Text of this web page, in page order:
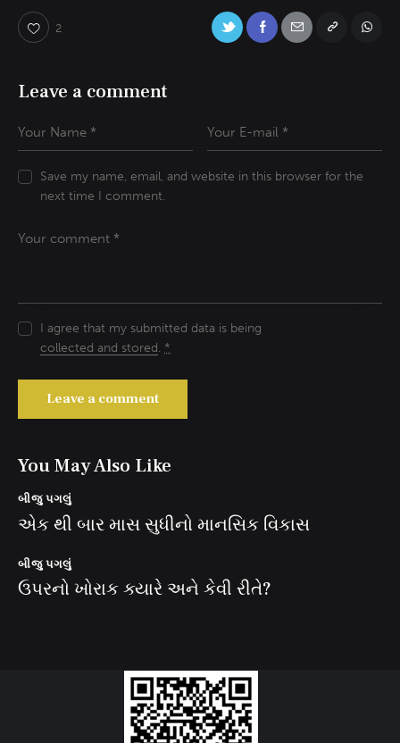
2
Leave a comment
Save my name, email, and website in this browser for the
next time I comment.
I agree that my submitted data is being
collected and stored. *
You May Also Like
બીજુ પગલું
એક થી બાર માસ સુધીનો માનસિક વિકાસ
બીજુ પગલું
ઉપરનો ખોરાક ક્યારે અને કેવી રીતે?